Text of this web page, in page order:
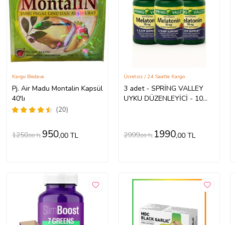
Pj. Air Madu Montalin Kapsül
40'lı
(20)
Kargo Bedava
1250,00 TL 950,00 TL
3 adet - SPRİNG VALLEY
UYKU DÜZENLEYİCİ - 10
Sleep Support - ORİGİNAL-
SKT:12/2027
Ücretsiz / 24 Saatte Kargo
2999,00 TL 1990,00 TL